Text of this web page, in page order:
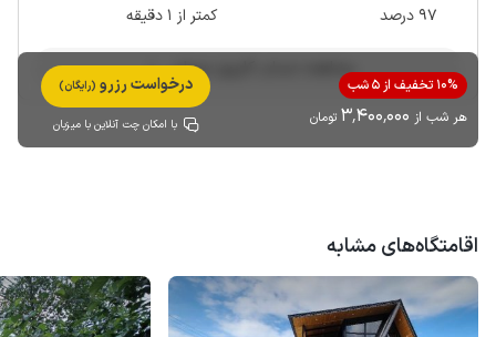
97 درصد
کمتر از 1 دقیقه
مشاهده حساب کاربری میزبان
10% تخفیف از 5 شب
هر شب از 3٬400٬000 تومان
درخواست رزرو (رایگان)
با امکان چت آنلاین با میزبان
اقامتگاه‌های مشابه